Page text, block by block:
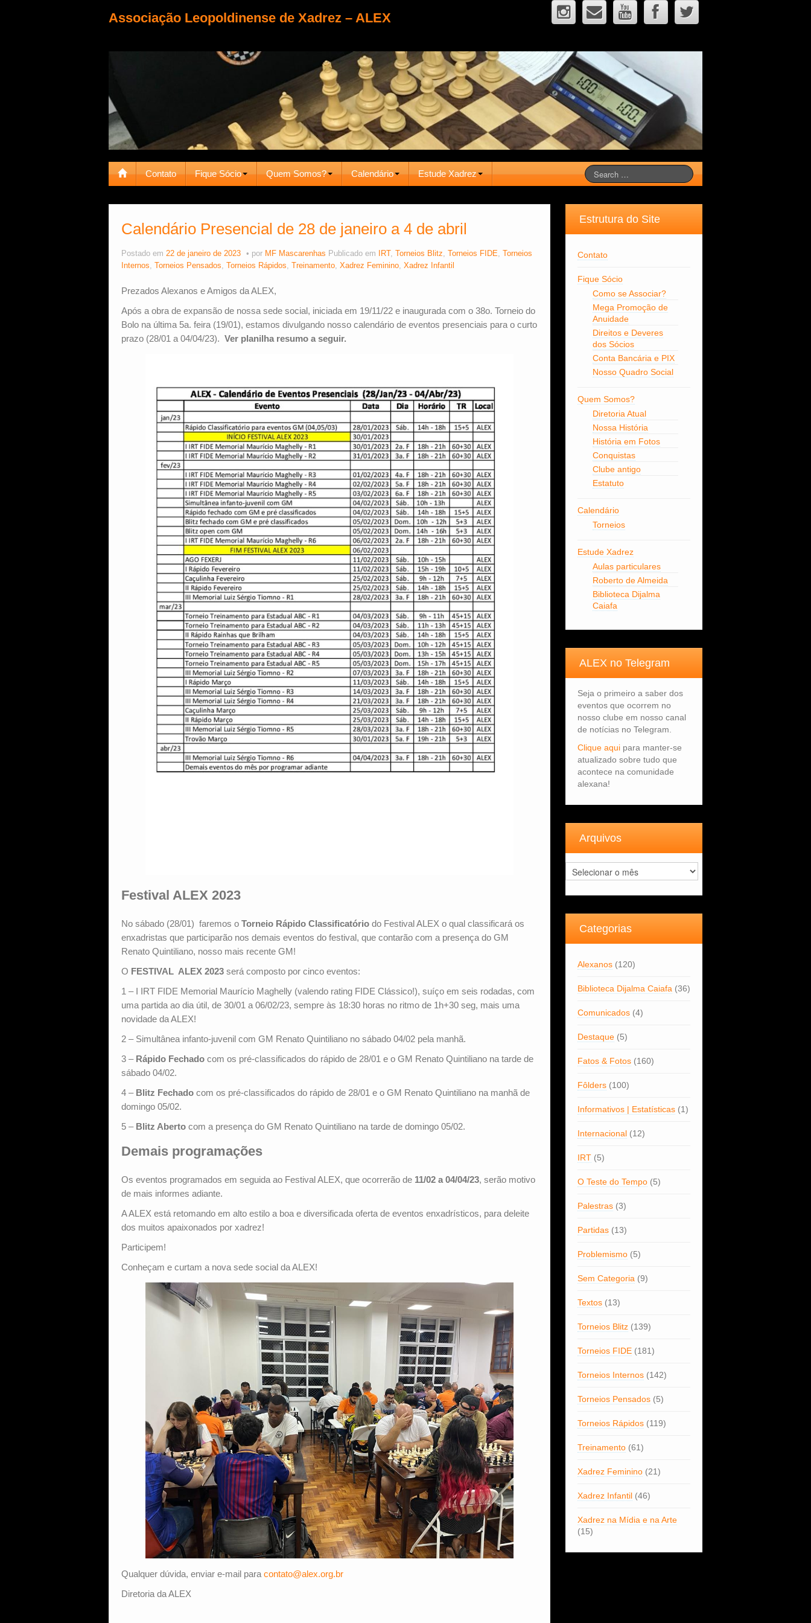
Associação Leopoldinense de Xadrez – ALEX
Contato Fique Sócio Quem Somos? Calendário Estude Xadrez
Calendário Presencial de 28 de janeiro a 4 de abril
Postado em 22 de janeiro de 2023 por MF Mascarenhas Publicado em IRT , Torneios Blitz, Torneios FIDE,
Torneios
Internos, Torneios Pensados, Torneios Rápidos, Treinamento, Xadrez Feminino, Xadrez Infantil
Prezados Alexanos e Amigos da ALEX,
Após a obra de expansão de nossa sede social, iniciada em 19/11/22 e inaugurada com o 38o. Torneio do
Bolo na última 5a. feira (19/01), estamos divulgando nosso calendário de eventos presenciais para o curto
prazo (28/01 a 04/04/23). Ver planilha resumo a seguir.
Festival ALEX 2023
No sábado (28/01) faremos o Torneio Rápido Classificatório do Festival ALEX o qual classificará os
enxadristas que participarão nos demais eventos do festival, que contarão com a presença do GM
Renato Quintiliano, nosso mais recente GM!
O FESTIVAL ALEX 2023 será composto por cinco eventos:
1 – I IRT FIDE Memorial Maurício Maghelly (valendo rating FIDE Clássico!), suíço em seis rodadas, com
uma partida ao dia útil, de 30/01 a 06/02/23, sempre às 18:30 horas no ritmo de 1h+30 seg, mais uma
novidade da ALEX!
2 – Simultânea infanto-juvenil com GM Renato Quintiliano no sábado 04/02 pela manhã.
3 – Rápido Fechado com os pré-classificados do rápido de 28/01 e o GM Renato Quintiliano na tarde de
sábado 04/02.
4 – Blitz Fechado com os pré-classificados do rápido de 28/01 e o GM Renato Quintiliano na manhã de
domingo 05/02.
5 – Blitz Aberto com a presença do GM Renato Quintiliano na tarde de domingo 05/02.
Demais programações
Os eventos programados em seguida ao Festival ALEX, que ocorrerão de 11/02 a 04/04/23, serão motivo
de mais informes adiante.
A ALEX está retomando em alto estilo a boa e diversificada oferta de eventos enxadrísticos, para deleite
dos muitos apaixonados por xadrez!
Participem!
Conheçam e curtam a nova sede social da ALEX!
Qualquer dúvida, enviar e-mail para contato@alex.org.br
Diretoria da ALEX
Estrutura do Site
Contato
Fique Sócio
Como se Associar?
Mega Promoção de
Anuidade
Direitos e Deveres
dos Sócios
Conta Bancária e PIX
Nosso Quadro Social
Quem Somos?
Diretoria Atual
Nossa História
História em Fotos
Conquistas
Clube antigo
Estatuto
Calendário
Torneios
Estude Xadrez
Aulas particulares
Roberto de Almeida
Biblioteca Dijalma
Caiafa
ALEX no Telegram
Seja o primeiro a saber dos
eventos que ocorrem no
nosso clube em nosso canal
de notícias no Telegram.
Clique aquipara manter-se
atualizado sobre tudo que
acontece na comunidade
alexana!
Arquivos
Arquivos
Categorias
Alexanos(120)
Biblioteca Dijalma Caiafa(36)
Comunicados(4)
Destaque(5)
Fatos & Fotos(160)
Fôlders(100)
Informativos | Estatísticas(1)
Internacional(12)
IRT(5)
O Teste do Tempo(5)
Palestras(3)
Partidas(13)
Problemismo(5)
Sem Categoria(9)
Textos(13)
Torneios Blitz(139)
Torneios FIDE(181)
Torneios Internos(142)
Torneios Pensados(5)
Torneios Rápidos(119)
Treinamento(61)
Xadrez Feminino(21)
Xadrez Infantil(46)
Xadrez na Mídia e na Arte
(15)